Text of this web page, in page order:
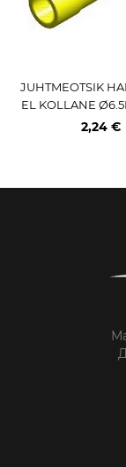
JUHTMEOTSIK
EL KOLLANE
ER 5TK M+
2,24 €